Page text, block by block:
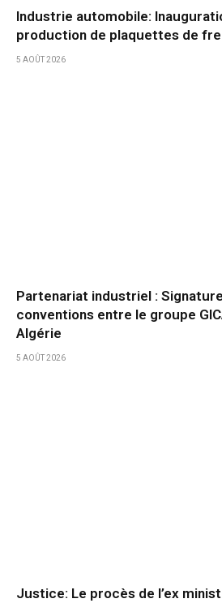
Industrie automobile:
production de plaquettes de
5 AOÛT 2026
Partenariat industriel :
conventions entre le groupe
Algérie
5 AOÛT 2026
Justice: Le procès de l’ex